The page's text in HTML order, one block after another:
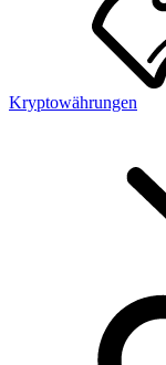
Kryptowährungen